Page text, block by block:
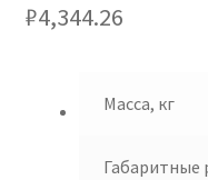
₽4,344.26
Масса, кг
Габаритные